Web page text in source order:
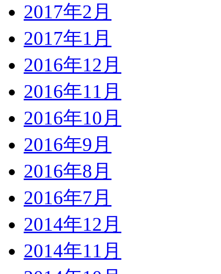
2017年2月
2017年1月
2016年12月
2016年11月
2016年10月
2016年9月
2016年8月
2016年7月
2014年12月
2014年11月